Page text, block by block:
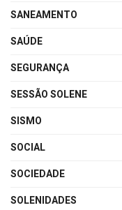
SANEAMENTO
SAÚDE
SEGURANÇA
SESSÃO SOLENE
SISMO
SOCIAL
SOCIEDADE
SOLENIDADES